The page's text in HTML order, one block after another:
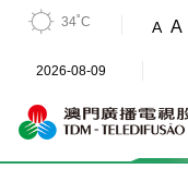
34˚C A A
2026-08-09